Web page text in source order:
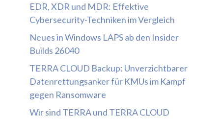
EDR, XDR und MDR: Effektive
Cybersecurity-Techniken im Vergleich
Neues in Windows LAPS ab den Insider
Builds 26040
TERRA CLOUD Backup: Unverzichtbarer
Datenrettungsanker für KMUs im Kampf
gegen Ransomware
Wir sind TERRA und TERRA CLOUD